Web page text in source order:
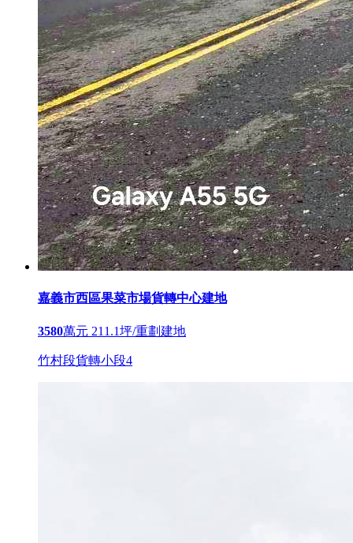
嘉義市西區果菜市場貨轉中心建地
3580萬元 211.1坪/重劃建地
竹村段貨轉小段4